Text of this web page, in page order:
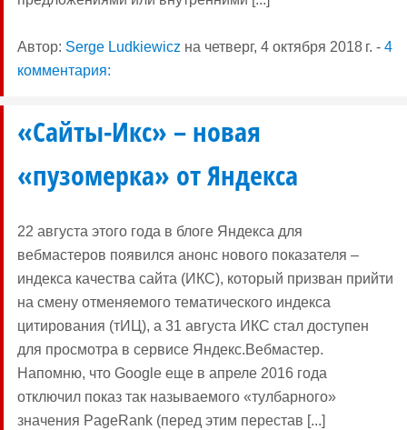
Автор: Serge Ludkiewicz на четверг, 4 октября 2018 г. - 4
комментария:
«Сайты-Икс» – новая
«пузомерка» от Яндекса
22 августа этого года в блоге Яндекса для
вебмастеров появился анонс нового показателя –
индекса качества сайта (ИКС), который призван прийти
на смену отменяемого тематического индекса
цитирования (тИЦ), а 31 августа ИКС стал доступен
для просмотра в сервисе Яндекс.Вебмастер.
Напомню, что Google еще в апреле 2016 года
отключил показ так называемого «тулбарного»
значения PageRank (перед этим перестав [...]